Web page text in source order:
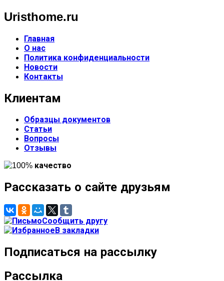
Uristhome.ru
Главная
О нас
Политика конфиденциальности
Новости
Контакты
Клиентам
Образцы документов
Статьи
Вопросы
Отзывы
Рассказать о сайте друзьям
Сообщить другу
В закладки
Подписаться на рассылку
Рассылка